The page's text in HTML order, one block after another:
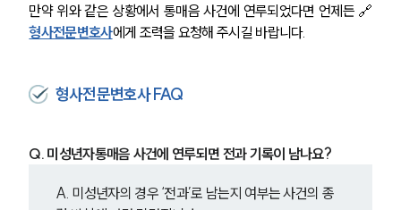
업무사례
형사 주요 업무사례
사례분석/최신동향
형사소송·상담후기
만약 위와 같은 상황에서 통매음 사건에 연루되었다면 언제든 🔗
형사전문변호사에게 조력을 요청해 주시길 바랍니다.
형사전문변호사 FAQ
Q. 미성년자통매음 사건에 연루되면 전과 기록이 남나요?
A. 미성년자의 경우 ‘전과’로 남는지 여부는 사건의 종